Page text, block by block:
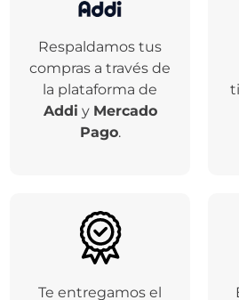
Respaldamos tus
compras a través de
la plataforma de
Addi y Mercado
Pago.
Te entregamos el